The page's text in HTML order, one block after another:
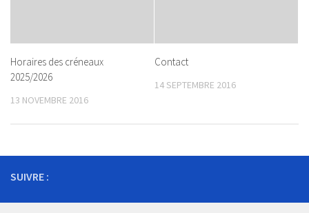
Horaires des créneaux
2025/2026
13 NOVEMBRE 2016
Contact
14 SEPTEMBRE 2016
SUIVRE :